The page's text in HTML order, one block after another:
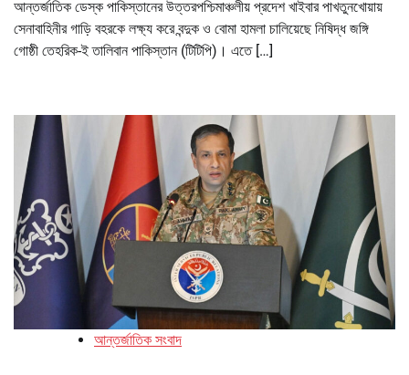
আন্তর্জাতিক ডেস্ক পাকিস্তানের উত্তরপশ্চিমাঞ্চলীয় প্রদেশ খাইবার পাখতুনখোয়ায়
সেনাবাহিনীর গাড়ি বহরকে লক্ষ্য করে বন্দুক ও বোমা হামলা চালিয়েছে নিষিদ্ধ জঙ্গি
গোষ্ঠী তেহরিক-ই তালিবান পাকিস্তান (টিটিপি)। এতে […]
আন্তর্জাতিক সংবাদ